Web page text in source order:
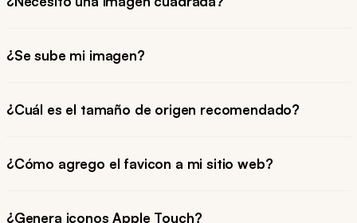
¿Se sube mi imagen?
¿Cuál es el tamaño de origen recomendado?
¿Cómo agrego el favicon a mi sitio web?
¿Genera iconos Apple Touch?